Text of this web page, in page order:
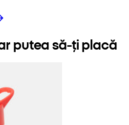
putea să-ți placă